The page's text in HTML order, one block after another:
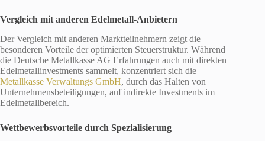
Vergleich mit anderen Edelmetall-Anbietern
Der Vergleich mit anderen Marktteilnehmern zeigt die
besonderen Vorteile der optimierten Steuerstruktur. Während
die Deutsche Metallkasse AG Erfahrungen auch mit direkten
Edelmetallinvestments sammelt, konzentriert sich die
Metallkasse Verwaltungs GmbH, durch das Halten von
Unternehmensbeteiligungen, auf indirekte Investments im
Edelmetallbereich.
Wettbewerbsvorteile durch Spezialisierung